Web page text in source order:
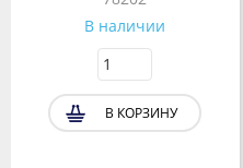
В наличии
В КОРЗИНУ